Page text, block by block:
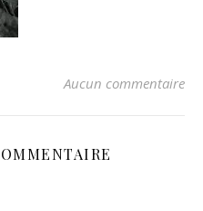
Aucun commentaire